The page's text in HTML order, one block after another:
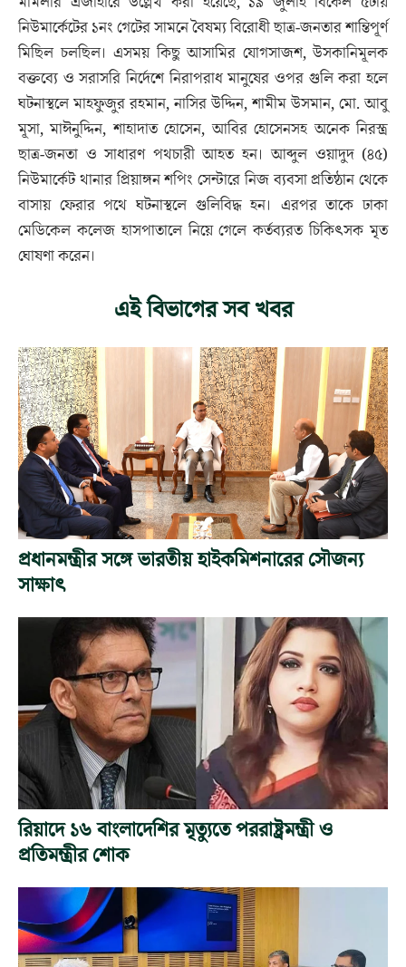
নিউমার্কেটের ১নং গেটের সামনে বৈষম্য বিরোধী ছাত্র-জনতার শান্তিপূর্ণ
মিছিল চলছিল। এসময় কিছু আসামির যোগসাজশ, উসকানিমূলক
বক্তব্যে ও সরাসরি নির্দেশে নিরাপরাধ মানুষের ওপর গুলি করা হলে
ঘটনাস্থলে মাহফুজুর রহমান, নাসির উদ্দিন, শামীম উসমান, মো. আবু
মূসা, মাঈনুদ্দিন, শাহাদাত হোসেন, আবির হোসেনসহ অনেক নিরস্ত্র
ছাত্র-জনতা ও সাধারণ পথচারী আহত হন। আব্দুল ওয়াদুদ (৪৫)
নিউমার্কেট থানার প্রিয়াঙ্গন শপিং সেন্টারে নিজ ব্যবসা প্রতিষ্ঠান থেকে
বাসায় ফেরার পথে ঘটনাস্থলে গুলিবিদ্ধ হন। এরপর তাকে ঢাকা
মেডিকেল কলেজ হাসপাতালে নিয়ে গেলে কর্তব্যরত চিকিৎসক মৃত
ঘোষণা করেন।
এই বিভাগের সব খবর
প্রধানমন্ত্রীর সঙ্গে ভারতীয় হাইকমিশনারের সৌজন্য
সাক্ষাৎ
রিয়াদে ১৬ বাংলাদেশির মৃত্যুতে পররাষ্ট্রমন্ত্রী ও
প্রতিমন্ত্রীর শোক